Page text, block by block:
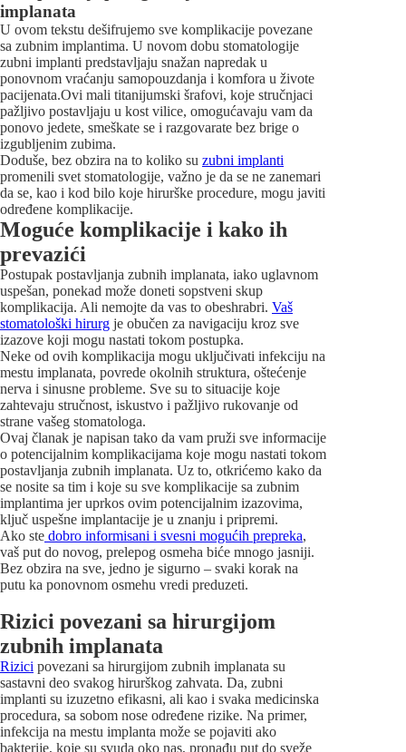
implanata
U ovom tekstu dešifrujemo sve komplikacije povezane
sa zubnim implantima. U novom dobu stomatologije
zubni implanti predstavljaju snažan napredak u
ponovnom vraćanju samopouzdanja i komfora u živote
pacijenata.Ovi mali titanijumski šrafovi, koje stručnjaci
pažljivo postavljaju u kost vilice, omogućavaju vam da
ponovo jedete, smeškate se i razgovarate bez brige o
izgubljenim zubima.
Doduše, bez obzira na to koliko su zubni implanti
promenili svet stomatologije, važno je da se ne zanemari
da se, kao i kod bilo koje hirurške procedure, mogu javiti
određene komplikacije.
Moguće komplikacije i kako ih
prevazići
Postupak postavljanja zubnih implanata, iako uglavnom
uspešan, ponekad može doneti sopstveni skup
komplikacija. Ali nemojte da vas to obeshrabri. Vaš
stomatološki hirurg je obučen za navigaciju kroz sve
izazove koji mogu nastati tokom postupka.
Neke od ovih komplikacija mogu uključivati infekciju na
mestu implanata, povrede okolnih struktura, oštećenje
nerva i sinusne probleme. Sve su to situacije koje
zahtevaju stručnost, iskustvo i pažljivo rukovanje od
strane vašeg stomatologa.
Ovaj članak je napisan tako da vam pruži sve informacije
o potencijalnim komplikacijama koje mogu nastati tokom
postavljanja zubnih implanata. Uz to, otkrićemo kako da
se nosite sa tim i koje su sve komplikacije sa zubnim
implantima jer uprkos ovim potencijalnim izazovima,
ključ uspešne implantacije je u znanju i pripremi.
Ako ste dobro informisani i svesni mogućih prepreka,
vaš put do novog, prelepog osmeha biće mnogo jasniji.
Bez obzira na sve, jedno je sigurno – svaki korak na
putu ka ponovnom osmehu vredi preduzeti.
Rizici povezani sa hirurgijom
zubnih implanata
Rizici povezani sa hirurgijom zubnih implanata su
sastavni deo svakog hirurškog zahvata. Da, zubni
implanti su izuzetno efikasni, ali kao i svaka medicinska
procedura, sa sobom nose određene rizike. Na primer,
infekcija na mestu implanta može se pojaviti ako
bakterije, koje su svuda oko nas, pronađu put do sveže